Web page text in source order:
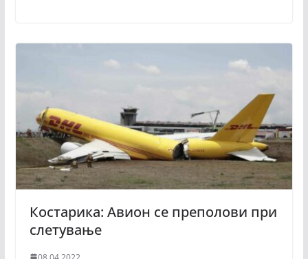
Костарика: Авион се преполови при
слетување